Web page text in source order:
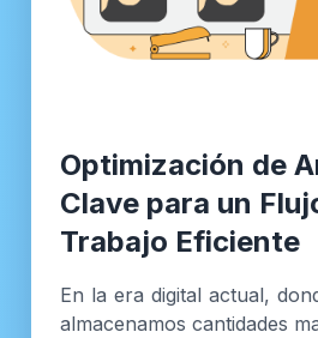
Optimización de
Clave para un
Trabajo Eficiente
En la era digital actual,
almacenamos cantidades